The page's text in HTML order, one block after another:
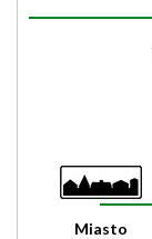
Miasto